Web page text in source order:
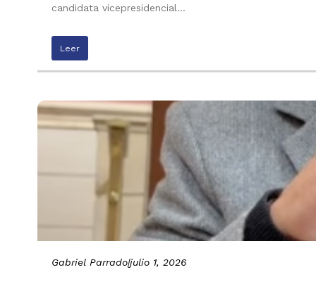
candidata vicepresidencial…
Leer
Gabriel Parrado|julio 1, 2026